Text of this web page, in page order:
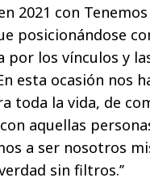
2021 con
posicionándose
por los vínculos y
esta ocasión nos
toda la vida, de
aquellas
a ser nosotros
sin filtros.’’